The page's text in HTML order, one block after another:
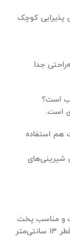
پذیرایی کوچک
جدا
است.
هم استفاده
شیرینی‌های
و مناسب پخت
تارت‌های کوچک هستید، قالب تارت کوچک قطر ۱۳ سانتی‌متر